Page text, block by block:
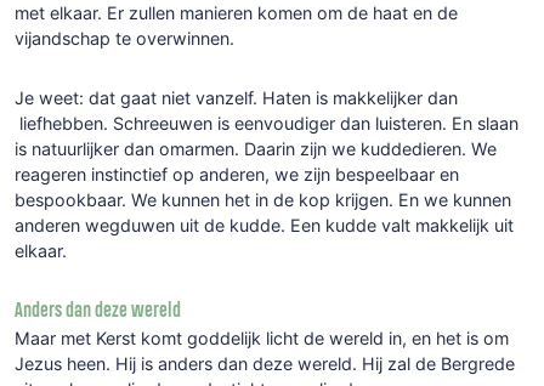
met elkaar. Er zullen manieren komen om de haat en de
vijandschap te overwinnen.
Je weet: dat gaat niet vanzelf. Haten is makkelijker dan
liefhebben. Schreeuwen is eenvoudiger dan luisteren. En slaan
is natuurlijker dan omarmen. Daarin zijn we kuddedieren. We
reageren instinctief op anderen, we zijn bespeelbaar en
bespookbaar. We kunnen het in de kop krijgen. En we kunnen
anderen wegduwen uit de kudde. Een kudde valt makkelijk uit
elkaar.
Anders dan deze wereld
Maar met Kerst komt goddelijk licht de wereld in, en het is om
Jezus heen. Hij is anders dan deze wereld. Hij zal de Bergrede